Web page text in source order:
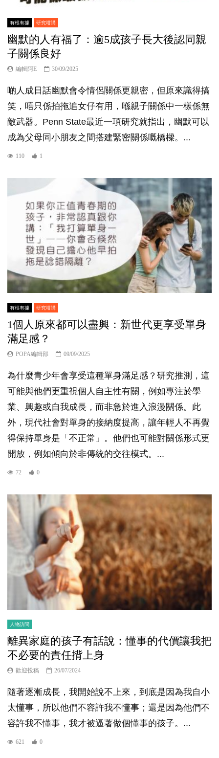
有根有據 研究咁講
幽默的人有福了：逾5成孩子長大後認同親
子關係良好
編輯阿E 30/09/2025
啲人成日話幽默會令情侶關係更親密，但原來識得搞
笑，唔只係拍拖追女仔有用，喺親子關係中一樣係無
敵武器。Penn State最近一項研究就指出，幽默可以
成為父母同小朋友之間搭建緊密關係嘅橋樑。...
110 1
有根有據 研究咁講
1個人原來都可以盡興：新世代更享受單身
滿足感？
POPA編輯部 09/09/2025
為什麼青少年會享受這種單身滿足感？研究推測，這
可能與他們更重視個人自主性有關，例如專注於學
業、興趣或自我成長，而非急於進入浪漫關係。此
外，現代社會對單身的接納度提高，讓年輕人不再覺
得保持單身是「不正常」。他們也可能對關係形式更
開放，例如傾向於非傳統的交往模式。...
72 0
人物訪問
離異家庭的孩子有話說：懂事的代價讓我把
不必要的責任揹上身
歡迎投稿 26/07/2024
隨著逐漸成長，我開始說不上來，到底是因為我自小
太懂事，所以他們不容許我不懂事；還是因為他們不
容許我不懂事，我才被逼著做個懂事的孩子。...
621 0